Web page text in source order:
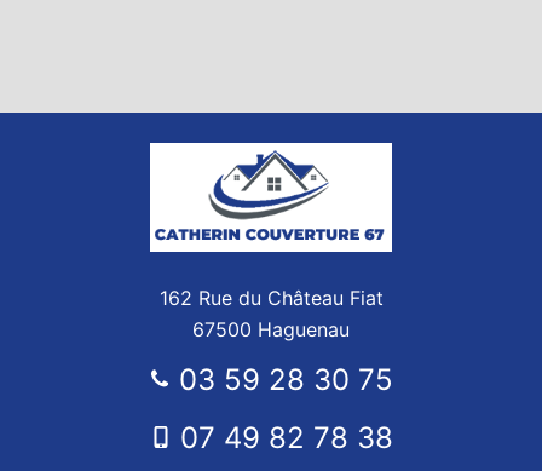
162 Rue du Château Fiat
67500 Haguenau
03 59 28 30 75
07 49 82 78 38